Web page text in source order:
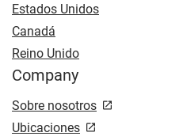
Estados Unidos
Canadá
Reino Unido
Company
Sobre nosotros
Ubicaciones